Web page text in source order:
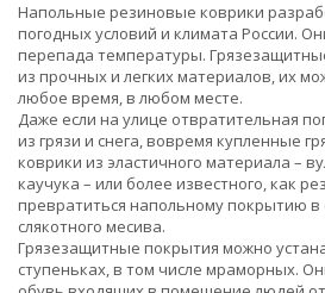
Напольные резиновые коврики
погодных условий и климата России.
перепада температуры.
из прочных и легких материалов, их
любое время, в любом месте.
Даже если на улице отвратительная
из грязи и снега, вовремя купленные
коврики из эластичного материала –
каучука – или более известного, как
превратиться напольному покрытию в
слякотного месива.
Грязезащитные покрытия можно
ступеньках, в том числе мраморных.